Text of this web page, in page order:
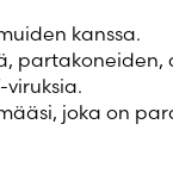
kanssa.
joka on